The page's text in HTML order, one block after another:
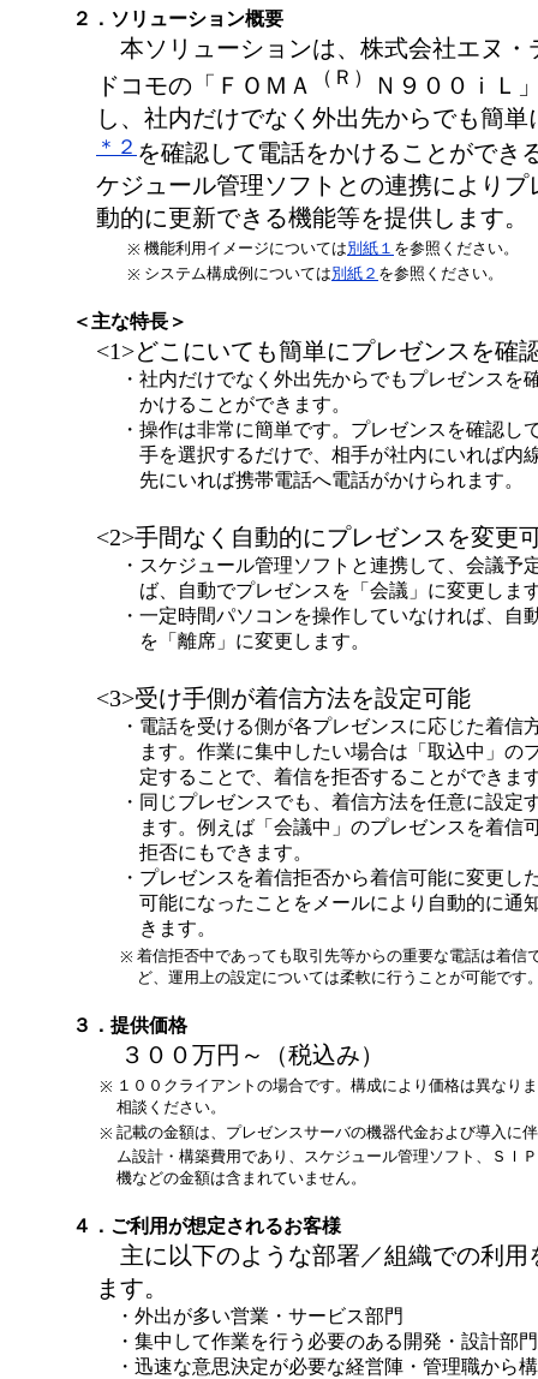
２．ソリューション概要
本ソリューションは、株式会社エヌ・
ドコモの「ＦＯＭＡ
（Ｒ）
Ｎ９００ｉＬ
し、社内だけでなく外出先からでも簡単
＊２ を確認して電話をかけることができ
ケジュール管理ソフトとの連携によりプ
動的に更新できる機能等を提供します。
※ 機能利用イメージについては別紙１ を参照ください。
※ システム構成例については別紙２ を参照ください。
＜主な特長＞
<1>どこにいても簡単にプレゼンスを確
・ 社内だけでなく外出先からでもプレゼンスを
かけることができます。
・ 操作は非常に簡単です。プレゼンスを確認し
手を選択するだけで、相手が社内にいれば内
先にいれば携帯電話へ電話がかけられます。
<2>手間なく自動的にプレゼンスを変更
・ スケジュール管理ソフトと連携して、会議予
ば、自動でプレゼンスを「会議」に変更しま
・ 一定時間パソコンを操作していなければ、自
を「離席」に変更します。
<3>受け手側が着信方法を設定可能
・ 電話を受ける側が各プレゼンスに応じた着信
ます。作業に集中したい場合は「取込中」の
定することで、着信を拒否することができま
・ 同じプレゼンスでも、着信方法を任意に設定
ます。例えば「会議中」のプレゼンスを着信
拒否にもできます。
・ プレゼンスを着信拒否から着信可能に変更し
可能になったことをメールにより自動的に通
きます。
※ 着信拒否中であっても取引先等からの重要な電話は着信
ど、運用上の設定については柔軟に行うことが可能です
３．提供価格
３００万円～（税込み）
※ １００クライアントの場合です。構成により価格は異なり
相談ください。
※ 記載の金額は、プレゼンスサーバの機器代金および導入に
ム設計・構築費用であり、スケジュール管理ソフト、ＳＩ
機などの金額は含まれていません。
４．ご利用が想定されるお客様
主に以下のような部署／組織での利用
ます。
・ 外出が多い営業・サービス部門
・ 集中して作業を行う必要のある開発・設計部門
・ 迅速な意思決定が必要な経営陣・管理職から